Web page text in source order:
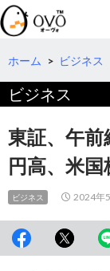
検
索
コ
テ
へ
移
動
ホーム > ビジネス
ビジネス
東証、午
円高、米
ビジネス 2024年